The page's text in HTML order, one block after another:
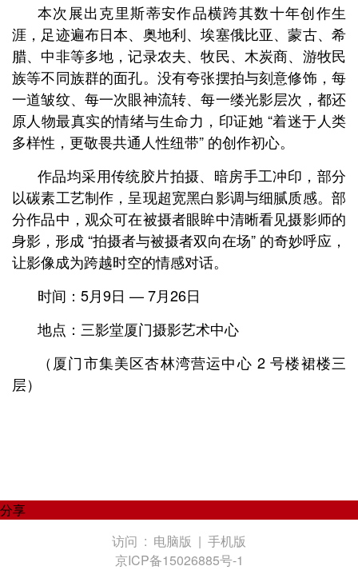
本次展出克里斯蒂安作品横跨其数十年创作生
涯，足迹遍布日本、奥地利、埃塞俄比亚、蒙古、希
腊、中非等多地，记录农夫、牧民、木炭商、游牧民
族等不同族群的面孔。没有夸张摆拍与刻意修饰，每
一道皱纹、每一次眼神流转、每一缕光影层次，都还
原人物最真实的情绪与生命力，印证她 “着迷于人类
多样性，更敬畏共通人性纽带” 的创作初心。
作品均采用传统胶片拍摄、暗房手工冲印，部分
以碳素工艺制作，呈现超宽黑白影调与细腻质感。部
分作品中，观众可在被摄者眼眸中清晰看见摄影师的
身影，形成 “拍摄者与被摄者双向在场” 的奇妙呼应，
让影像成为跨越时空的情感对话。
时间：5月9日 — 7月26日
地点：三影堂厦门摄影艺术中心
（厦门市集美区杏林湾营运中心 2 号楼裙楼三
层）
分享
访问 : 电脑版 | 手机版
京ICP备15026885号-1